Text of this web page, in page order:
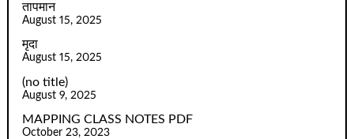
तापमान
August 15, 2025
मृदा
August 15, 2025
(no title)
August 9, 2025
MAPPING CLASS NOTES PDF
October 23, 2023